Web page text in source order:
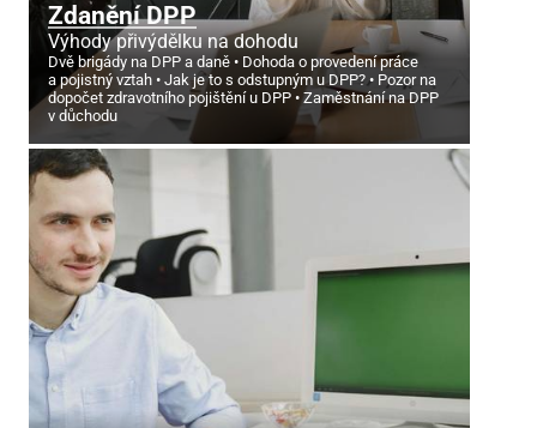
Zdanění DPP
Výhody přivýdělku na dohodu
Dvě brigády na DPP a daně
Dohoda o provedení práce
a pojistný vztah
Jak je to s odstupným u DPP?
Pozor na
dopočet zdravotního pojištění u DPP
Zaměstnání na DPP
v důchodu